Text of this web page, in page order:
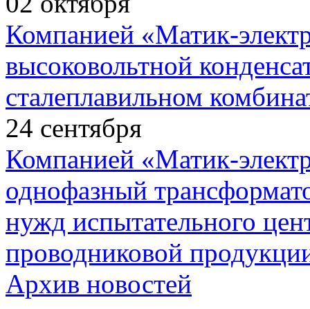
Компанией «Матик-
высоковольтной
сталеплавильном
24 сентября
Компанией «Матик-
однофазный
нужд испытательного
проводниковой
Архив новостей